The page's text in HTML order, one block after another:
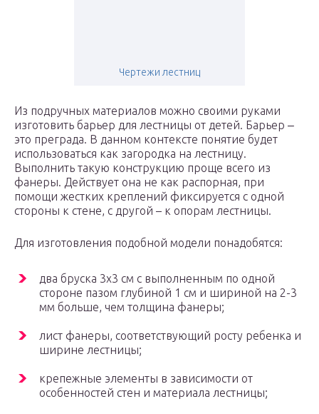
Чертежи лестниц
Из подручных материалов можно своими руками
изготовить барьер для лестницы от детей. Барьер ‒
это преграда. В данном контексте понятие будет
использоваться как загородка на лестницу.
Выполнить такую конструкцию проще всего из
фанеры. Действует она не как распорная, при
помощи жестких креплений фиксируется с одной
стороны к стене, с другой – к опорам лестницы.
Для изготовления подобной модели понадобятся:
два бруска 3х3 см с выполненным по одной
стороне пазом глубиной 1 см и шириной на 2-3
мм больше, чем толщина фанеры;
лист фанеры, соответствующий росту ребенка и
ширине лестницы;
крепежные элементы в зависимости от
особенностей стен и материала лестницы;